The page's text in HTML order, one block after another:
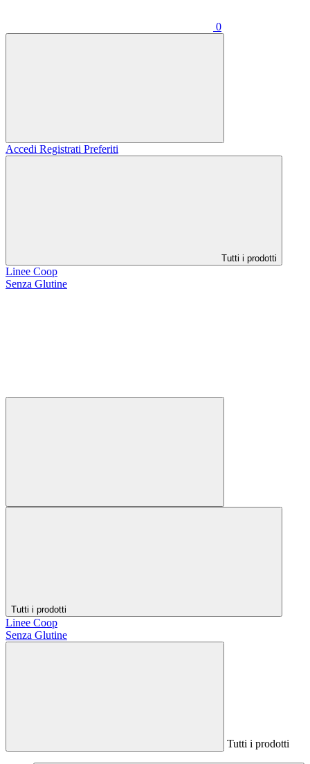
0
Accedi Registrati Preferiti
Tutti i prodotti
Linee Coop
Senza Glutine
Tutti i prodotti
Linee Coop
Senza Glutine
Tutti i prodotti